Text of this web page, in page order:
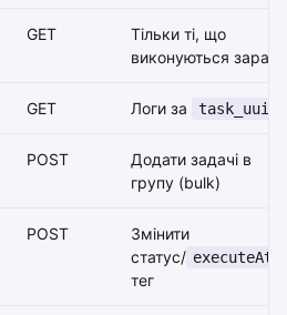
GET
Тільки ті, що
виконуються зараз
GET Логи за task_uuid
POST
Додати задачі в
групу (bulk)
POST
Змінити
статус/ executeAt
тег